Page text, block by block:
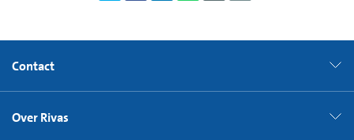
Contact
Over Rivas